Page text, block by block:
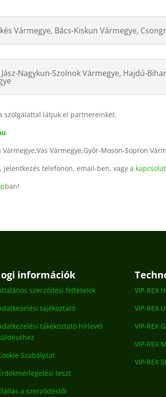
Vármegye, Bács-Kiskun Vármegye,
Nagykun-Szolnok Vármegye, Hajdú-
szolgálattal látjuk el partnereinket.
Vármegye,Győr-Moson-Sopron
telefonon, email-ben, vagy a kapcsolat
ban!
információk
szerződési feltételek
tájékoztató
tákékoztató hírlevél
Szabályzat
teszt
a szerződéstől
VIP-REX
VIP-REX
VIP-REX
VIP-REX
VIP-REX